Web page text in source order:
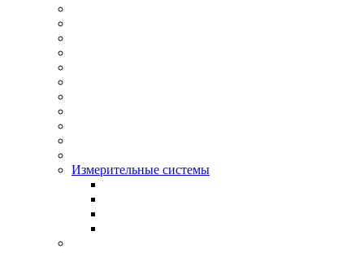
Измерительные системы